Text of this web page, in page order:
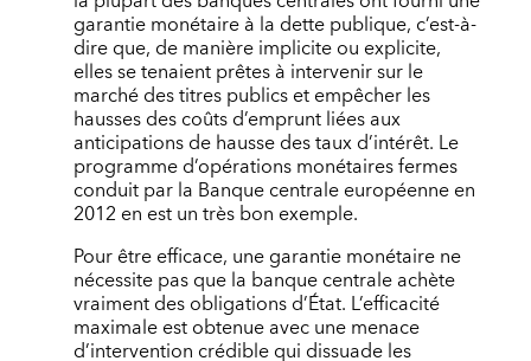
garantie monétaire à la dette publique, c’est-à-
dire que, de manière implicite ou explicite,
elles se tenaient prêtes à intervenir sur le
marché des titres publics et empêcher les
hausses des coûts d’emprunt liées aux
anticipations de hausse des taux d’intérêt. Le
programme d’opérations monétaires fermes
conduit par la Banque centrale européenne en
2012 en est un très bon exemple.
Pour être efficace, une garantie monétaire ne
nécessite pas que la banque centrale achète
vraiment des obligations d’État. L’efficacité
maximale est obtenue avec une menace
d’intervention crédible qui dissuade les